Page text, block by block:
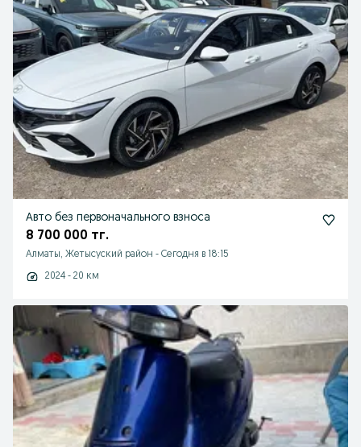
Авто без первоначального взноса
8 700 000 тг.
Алматы, Жетысуский район - Сегодня в 18:15
2024 - 20 км